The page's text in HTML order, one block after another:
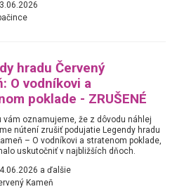
hradu Červený
O vodníkovi a
poklade - ZRUŠENÉ
vám oznamujeme, že z dôvodu náhlej
nútení zrušiť podujatie Legendy hradu
– O vodníkovi a stratenom poklade,
uskutočniť v najbližších dňoch.
a ďalšie
Kameň